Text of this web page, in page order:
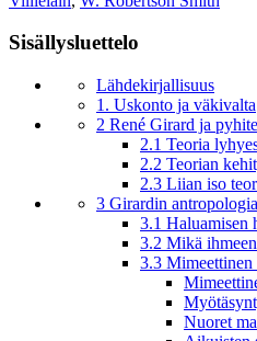
Sisällysluettelo
Lähdekirjallisuus
1. Uskonto ja väkivalta
2 René Girard ja
2.1 Teoria
2.2 Teorian
2.3 Liian iso
3 Girardin antropologia
3.1 Haluamisen
3.2 Mikä
3.3 Mimeettinen
Nuoret